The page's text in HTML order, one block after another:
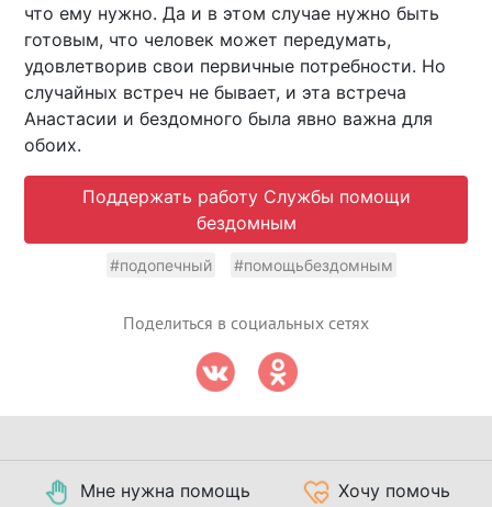
что ему нужно. Да и в этом случае нужно быть
готовым, что человек может передумать,
удовлетворив свои первичные потребности. Но
случайных встреч не бывает, и эта встреча
Анастасии и бездомного была явно важна для
обоих.
Поддержать работу Службы помощи
бездомным
#подопечный #помощьбездомным
Поделиться в социальных сетях
Мне нужна помощь Хочу помочь